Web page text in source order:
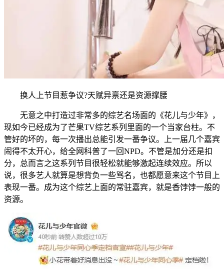
换人上节目惹争议?天赋异禀还是资源撑腰
无意之中打造过非常多的综艺名场面的《花儿与少年》，
现如今已经成为了芒果TV综艺系列里面的一个当家台柱。不
管好的坏的，每一次播出总能引发一番争议。上一届几个嘉宾
闹得不太开心，给全网科普了一回NPD。不管是加分还是扣
分，总而言之这系列节目很轻松就能够激起连续效应。所以
说，很多艺人就算是想背负一些骂名，也都愿意来这个节目上
表现一番。成为这个综艺上面的常驻嘉宾，就是香饽饽一般的
资源。